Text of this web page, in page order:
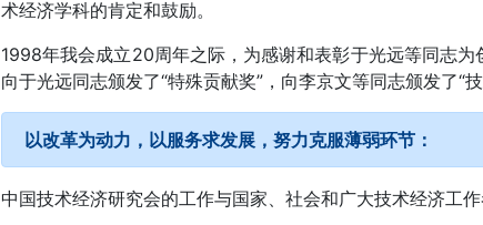
术经济学科的肯定和鼓励。
1998年我会成立20周年之际，为感谢和表彰于光远等同志
向于光远同志颁发了“特殊贡献奖”，向李京文等同志颁发了“技
以改革为动力，以服务求发展，努力克服薄弱环节：
中国技术经济研究会的工作与国家、社会和广大技术经济工